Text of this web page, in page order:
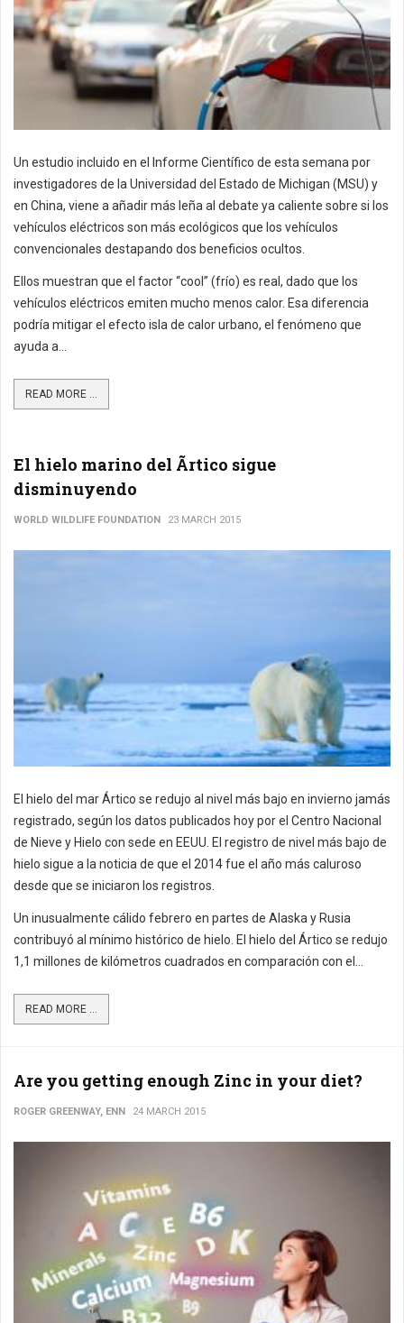
Un estudio incluido en el Informe Científico de esta semana por
investigadores de la Universidad del Estado de Michigan (MSU) y
en China, viene a añadir más leña al debate ya caliente sobre si los
vehículos eléctricos son más ecológicos que los vehículos
convencionales destapando dos beneficios ocultos.
Ellos muestran que el factor “cool” (frío) es real, dado que los
vehículos eléctricos emiten mucho menos calor. Esa diferencia
podría mitigar el efecto isla de calor urbano, el fenómeno que
ayuda a...
READ MORE ...
El hielo marino del Ãrtico sigue
disminuyendo
WORLD WILDLIFE FOUNDATION 23 MARCH 2015
El hielo del mar Ártico se redujo al nivel más bajo en invierno jamás
registrado, según los datos publicados hoy por el Centro Nacional
de Nieve y Hielo con sede en EEUU. El registro de nivel más bajo de
hielo sigue a la noticia de que el 2014 fue el año más caluroso
desde que se iniciaron los registros.
Un inusualmente cálido febrero en partes de Alaska y Rusia
contribuyó al mínimo histórico de hielo. El hielo del Ártico se redujo
1,1 millones de kilómetros cuadrados en comparación con el...
READ MORE ...
Are you getting enough Zinc in your diet?
ROGER GREENWAY, ENN 24 MARCH 2015